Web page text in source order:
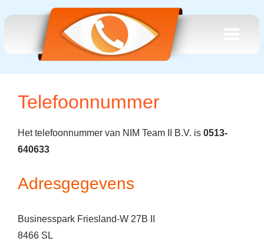
Telefoonnummer
Het telefoonnummer van NIM Team II B.V. is 0513-
640633
Adresgegevens
Businesspark Friesland-W 27B II
8466 SL